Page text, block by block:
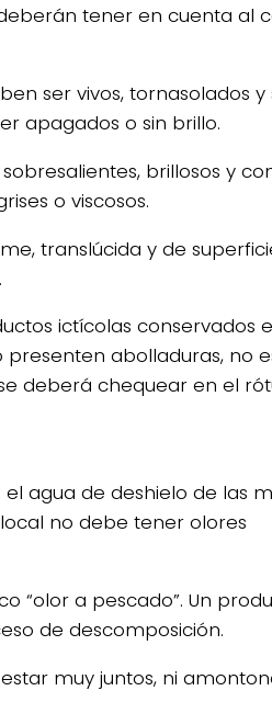
tener en cuenta al
ser vivos, tornasolados y
apagados o sin brillo.
brillosos y
o viscosos.
translúcida y de
ictícolas conservados
abolladuras, no
deberá chequear en el
agua de deshielo de las
no debe tener olores
“olor a pescado”. Un
de descomposición.
muy juntos, ni